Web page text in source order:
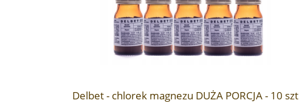
Delbet - chlorek magnezu DUŻA PORCJA - 10 szt